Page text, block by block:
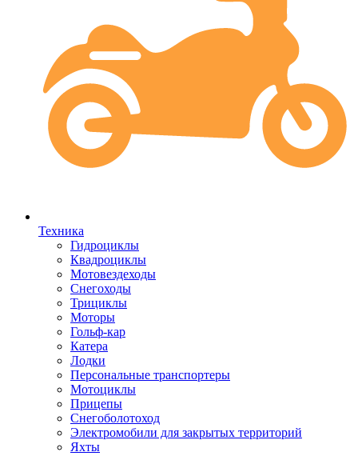
Техника
Гидроциклы
Квадроциклы
Мотовездеходы
Снегоходы
Трициклы
Моторы
Гольф-кар
Катера
Лодки
Персональные транспортеры
Мотоциклы
Прицепы
Снегоболотоход
Электромобили для закрытых территорий
Яхты